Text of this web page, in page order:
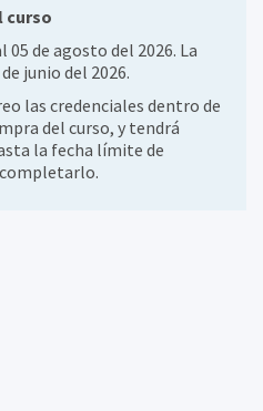
curso
05 de agosto del 2026. La
junio del 2026.
las credenciales dentro de
del curso, y tendrá
la fecha límite de